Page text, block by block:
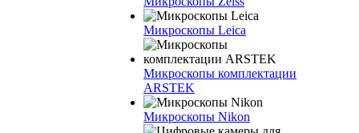
Микроскопы Leica
Микроскопы комплектации
ARSTEK
Микроскопы Nikon